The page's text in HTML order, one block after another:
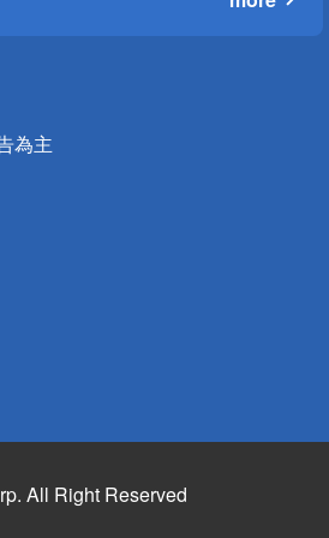
為主
All Right Reserved